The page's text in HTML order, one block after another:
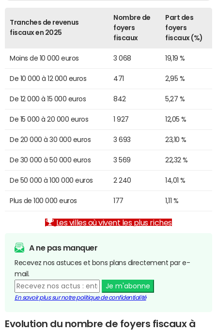
Tranches de revenus
fiscaux en 2025
Nombre de
foyers
fiscaux
Part des
foyers
fiscaux (%)
Moins de 10 000 euros 3 068 19,19 %
De 10 000 à 12 000 euros 471 2,95 %
De 12 000 à 15 000 euros 842 5,27 %
De 15 000 à 20 000 euros 1 927 12,05 %
De 20 000 à 30 000 euros 3 693 23,10 %
De 30 000 à 50 000 euros 3 569 22,32 %
De 50 000 à 100 000 euros 2 240 14,01 %
Plus de 100 000 euros 177 1,11 %
Les villes où vivent les plus riches
A ne pas manquer
Recevez nos astuces et bons plans directement par e-
mail.
Je m'abonne
En savoir plus sur notre politique de confidentialité
Evolution du nombre de foyers fiscaux à